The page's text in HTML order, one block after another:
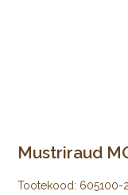
Mustriraud
Tootekood: 605100-